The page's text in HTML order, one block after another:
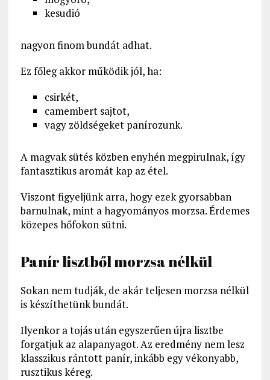
kesudió
nagyon finom bundát adhat.
Ez főleg akkor működik jól, ha:
csirkét,
camembert sajtot,
vagy zöldségeket panírozunk.
A magvak sütés közben enyhén megpirulnak, így
fantasztikus aromát kap az étel.
Viszont figyeljünk arra, hogy ezek gyorsabban
barnulnak, mint a hagyományos morzsa. Érdemes
közepes hőfokon sütni.
Panír lisztből morzsa nélkül
Sokan nem tudják, de akár teljesen morzsa nélkül
is készíthetünk bundát.
Ilyenkor a tojás után egyszerűen újra lisztbe
forgatjuk az alapanyagot. Az eredmény nem lesz
klasszikus rántott panír, inkább egy vékonyabb,
rusztikus kéreg.